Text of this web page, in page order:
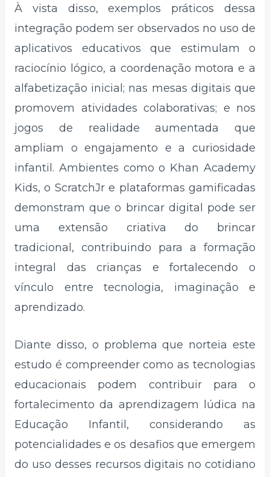
À vista disso, exemplos práticos dessa
integração podem ser observados no uso de
aplicativos educativos que estimulam o
raciocínio lógico, a coordenação motora e a
alfabetização inicial; nas mesas digitais que
promovem atividades colaborativas; e nos
jogos de realidade aumentada que
ampliam o engajamento e a curiosidade
infantil. Ambientes como o Khan Academy
Kids, o ScratchJr e plataformas gamificadas
demonstram que o brincar digital pode ser
uma extensão criativa do brincar
tradicional, contribuindo para a formação
integral das crianças e fortalecendo o
vínculo entre tecnologia, imaginação e
aprendizado.
Diante disso, o problema que norteia este
estudo é compreender como as tecnologias
educacionais podem contribuir para o
fortalecimento da aprendizagem lúdica na
Educação Infantil, considerando as
potencialidades e os desafios que emergem
do uso desses recursos digitais no cotidiano